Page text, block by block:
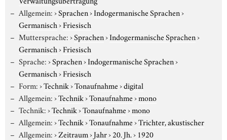
Allgemein:›Sprachen›Indogermanische Sprachen›
Germanisch›Friesisch
Muttersprache:›Sprachen›Indogermanische Sprachen›
Germanisch›Friesisch
Sprache:›Sprachen›Indogermanische Sprachen›
Germanisch›Friesisch
Form:›Technik›Tonaufnahme›digital
Allgemein:›Technik›Tonaufnahme›mono
Technik:›Technik›Tonaufnahme›mono
Allgemein:›Technik›Tonaufnahme›Trichter, akustischer
Allgemein:›Zeitraum›Jahr›20. Jh.› 1920